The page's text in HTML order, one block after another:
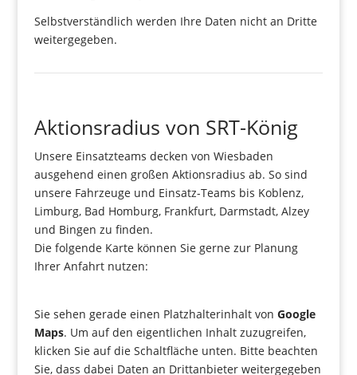
Selbstverständlich werden Ihre Daten nicht an Dritte
weitergegeben.
Aktionsradius von SRT-König
Unsere Einsatzteams decken von Wiesbaden
ausgehend einen großen Aktionsradius ab. So sind
unsere Fahrzeuge und Einsatz-Teams bis Koblenz,
Limburg, Bad Homburg, Frankfurt, Darmstadt, Alzey
und Bingen zu finden.
Die folgende Karte können Sie gerne zur Planung
Ihrer Anfahrt nutzen:
Sie sehen gerade einen Platzhalterinhalt von Google
Maps. Um auf den eigentlichen Inhalt zuzugreifen,
klicken Sie auf die Schaltfläche unten. Bitte beachten
Sie, dass dabei Daten an Drittanbieter weitergegeben